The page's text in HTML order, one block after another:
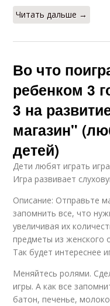
Читать дальше →
Во что
ребенком 3
3 на
магазин"
детей)
Дети любят играть
Игра развивает
Описание: Отправьте
запомнить все, что
увеличивая их
предметы из женского
Так будет интереснее
Меняйтесь ролями.
игры. А как все
батон, печенье,